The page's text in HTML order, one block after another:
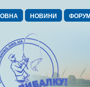
НОВИНИ ФОРУМ